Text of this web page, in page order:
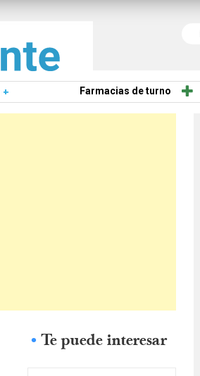
+ Farmacias de turno
Te puede interesar